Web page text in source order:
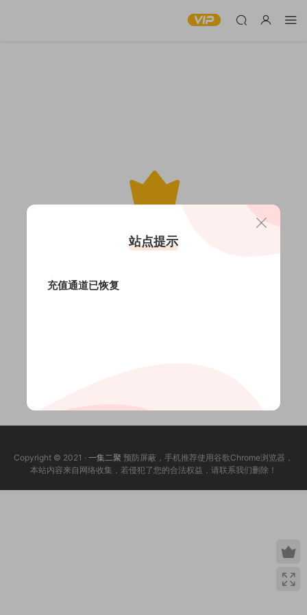
此内容仅限VIP查看
Copyright © 2021 · 一集二聚 预防屏蔽，手机推荐使用谷歌Chrome浏览器，
本站内容来自网络收集，若侵犯了您的合法权益，请联系我们删除！
站点提示
充值通道已恢复